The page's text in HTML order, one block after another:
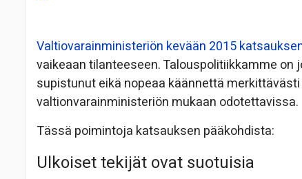
Valtiovarainministeriön kevään 2015
vaikeaan tilanteeseen. Talouspolitiikkamme
supistunut eikä nopeaa käännettä
valtionvarainministeriön mukaan odotettavissa.
Tässä poimintoja katsauksen pääkohdista:
Ulkoiset tekijät ovat suotuisia